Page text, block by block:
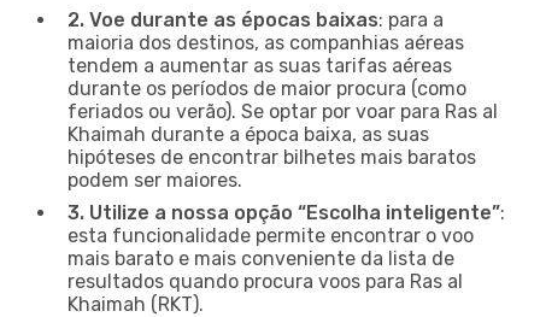
2. Voe durante as épocas baixas: para a
maioria dos destinos, as companhias aéreas
tendem a aumentar as suas tarifas aéreas
durante os períodos de maior procura (como
feriados ou verão). Se optar por voar para Ras al
Khaimah durante a época baixa, as suas
hipóteses de encontrar bilhetes mais baratos
podem ser maiores.
3. Utilize a nossa opção “Escolha inteligente”:
esta funcionalidade permite encontrar o voo
mais barato e mais conveniente da lista de
resultados quando procura voos para Ras al
Khaimah (RKT).